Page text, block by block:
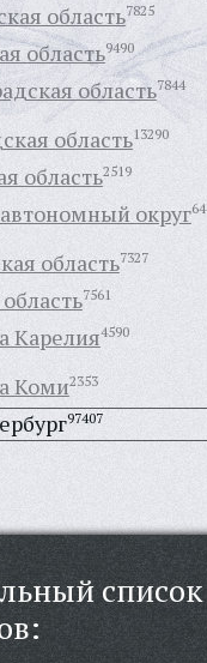
область7825
область9490
область7844
область13290
область2519
округ64
область7327
7561
Карелия4590
Коми2353
97407
список